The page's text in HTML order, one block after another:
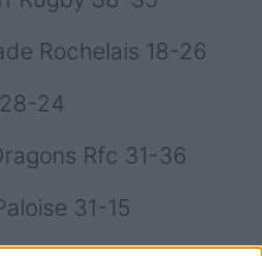
Rochelais 18-26
24
Rfc 31-36
31-15